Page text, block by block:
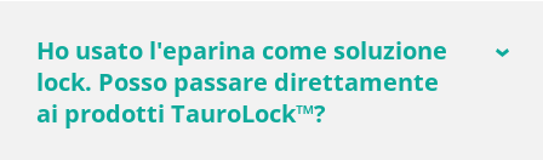
Ho usato l'eparina come soluzione
lock. Posso passare direttamente
ai prodotti TauroLock™?